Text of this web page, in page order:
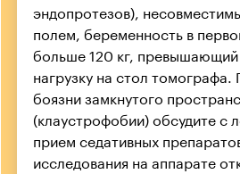
эндопротезов),
полем, беременность в
больше 120 кг,
нагрузку на стол
боязни замкнутого
(клаустрофобии) обсудите с
прием седативных
исследования на аппарате